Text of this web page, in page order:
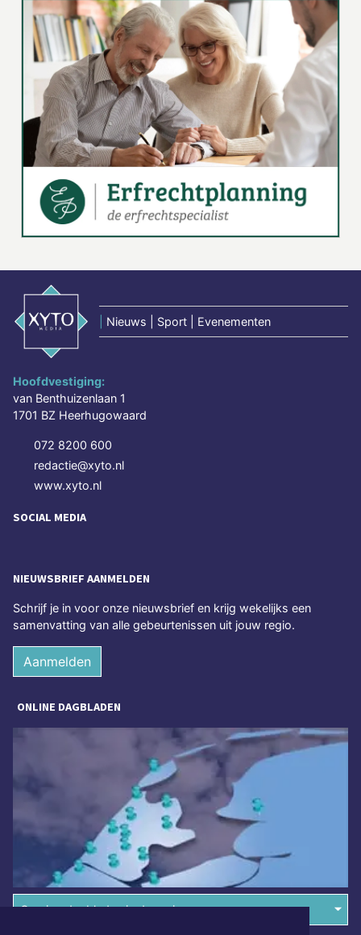
Nieuws | Sport | Evenementen
Hoofdvestiging:
van Benthuizenlaan 1
1701 BZ Heerhugowaard
072 8200 600
redactie@xyto.nl
www.xyto.nl
SOCIAL MEDIA
NIEUWSBRIEF AANMELDEN
Schrijf je in voor onze nieuwsbrief en krijg wekelijks een
samenvatting van alle gebeurtenissen uit jouw regio.
Aanmelden
ONLINE DAGBLADEN
Overige dagbladen in de regio